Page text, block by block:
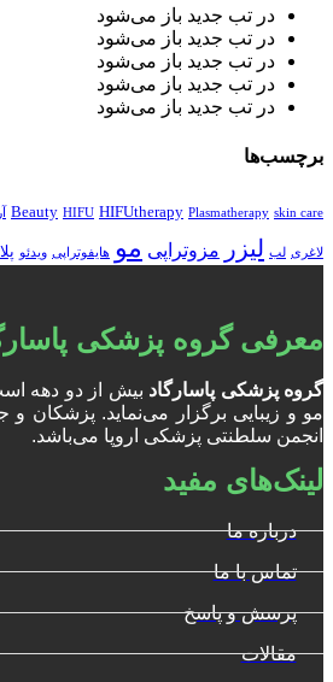
در تب جدید باز می‌شود
در تب جدید باز می‌شود
در تب جدید باز می‌شود
در تب جدید باز می‌شود
در تب جدید باز می‌شود
برچسب‌ها
Beauty HIFU HIFUtherapy Plasmatherapy skin care
لاغری لب لیزر مزوتراپی مو هایفوتراپی ویدئو
معرفی گروه پزشکی
گروه پزشکی پاسارگاد بیش از دو دهه
انجمن سلطنتی پزشکی اروپا می‌باشد.
لینک‌های مفید
درباره ما
تماس با ما
پرسش و پاسخ
مقالات